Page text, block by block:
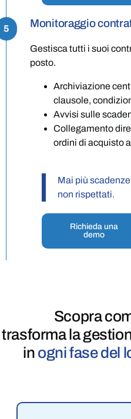
Monitoraggio
5
Gestisca tutti i suoi
posto.
Archiviazione
clausole,
Avvisi sulle
Collegamento
ordini di acquisto
Mai più
non rispettati.
Richieda una
demo
Scopra
trasforma la
in ogni fase del